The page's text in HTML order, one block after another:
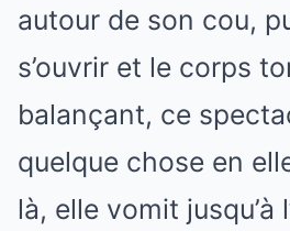
autour de son cou,
s’ouvrir et le corps
balançant, ce
quelque chose en
là, elle vomit jusqu’à